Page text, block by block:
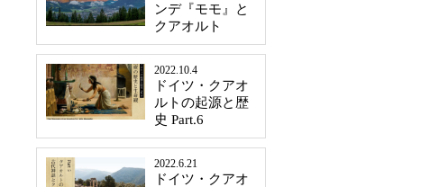
ンデ『モモ』と
クアオルト
2022.10.4
ドイツ・クアオ
ルトの起源と歴
史 Part.6
2022.6.21
ドイツ・クアオ